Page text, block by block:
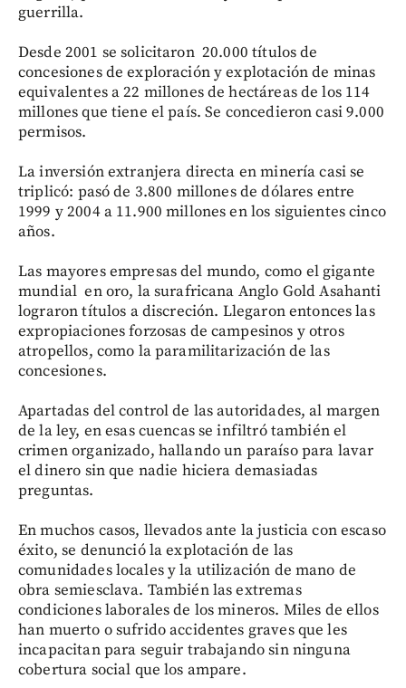
guerrilla.
Desde 2001 se solicitaron 20.000 títulos de
concesiones de exploración y explotación de minas
equivalentes a 22 millones de hectáreas de los 114
millones que tiene el país. Se concedieron casi 9.000
permisos.
La inversión extranjera directa en minería casi se
triplicó: pasó de 3.800 millones de dólares entre
1999 y 2004 a 11.900 millones en los siguientes cinco
años.
Las mayores empresas del mundo, como el gigante
mundial en oro, la surafricana Anglo Gold Asahanti
lograron títulos a discreción. Llegaron entonces las
expropiaciones forzosas de campesinos y otros
atropellos, como la paramilitarización de las
concesiones.
Apartadas del control de las autoridades, al margen
de la ley, en esas cuencas se infiltró también el
crimen organizado, hallando un paraíso para lavar
el dinero sin que nadie hiciera demasiadas
preguntas.
En muchos casos, llevados ante la justicia con escaso
éxito, se denunció la explotación de las
comunidades locales y la utilización de mano de
obra semiesclava. También las extremas
condiciones laborales de los mineros. Miles de ellos
han muerto o sufrido accidentes graves que les
incapacitan para seguir trabajando sin ninguna
cobertura social que los ampare.